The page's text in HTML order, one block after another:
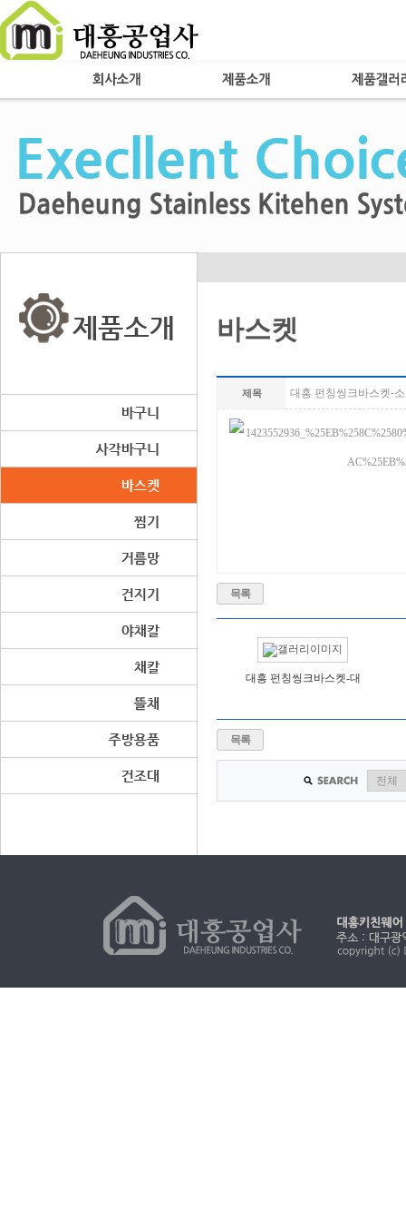
바스켓
제목 대흥 펀칭씽크바스켓-소
목록
대흥 펀칭씽크바스켓-대
목록